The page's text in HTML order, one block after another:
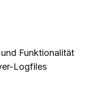
Funktionalität
Logfiles